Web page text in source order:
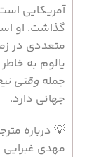
آمریکایی
گذاشت. او
متعددی در
یالوم به
جمله وقتی
جهانی دارد.
💡 درباره